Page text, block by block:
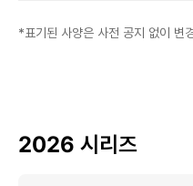
*표기된 사양은 사전 공지 없이 변
2026 시리즈